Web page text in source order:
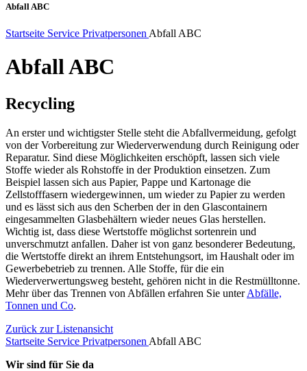
Abfall ABC
Startseite Service Privatpersonen Abfall ABC
Abfall ABC
Recycling
An erster und wichtigster Stelle steht die Abfallvermeidung, gefolgt
von der Vorbereitung zur Wiederverwendung durch Reinigung oder
Reparatur. Sind diese Möglichkeiten erschöpft, lassen sich viele
Stoffe wieder als Rohstoffe in der Produktion einsetzen. Zum
Beispiel lassen sich aus Papier, Pappe und Kartonage die
Zellstofffasern wiedergewinnen, um wieder zu Papier zu werden
und es lässt sich aus den Scherben der in den Glascontainern
eingesammelten Glasbehältern wieder neues Glas herstellen.
Wichtig ist, dass diese Wertstoffe möglichst sortenrein und
unverschmutzt anfallen. Daher ist von ganz besonderer Bedeutung,
die Wertstoffe direkt an ihrem Entstehungsort, im Haushalt oder im
Gewerbebetrieb zu trennen. Alle Stoffe, für die ein
Wiederverwertungsweg besteht, gehören nicht in die Restmülltonne.
Mehr über das Trennen von Abfällen erfahren Sie unterAbfälle,
Tonnen und Co.
Zurück zur Listenansicht
Startseite Service Privatpersonen Abfall ABC
Wir sind für Sie da